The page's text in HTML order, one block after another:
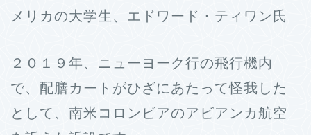
メリカの大学生、エドワード・ティワン氏
２０１９年、ニューヨーク行の飛行機内
で、配膳カートがひざにあたって怪我した
として、南米コロンビアのアビアンカ航空